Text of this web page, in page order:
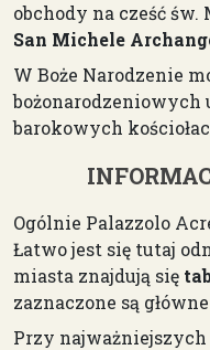
obchody na cześć św.
San Michele
W Boże Narodzenie
bożonarodzeniowych
barokowych
Ogólnie Palazzolo
Łatwo jest się tutaj
miasta znajdują się
zaznaczone są
Przy